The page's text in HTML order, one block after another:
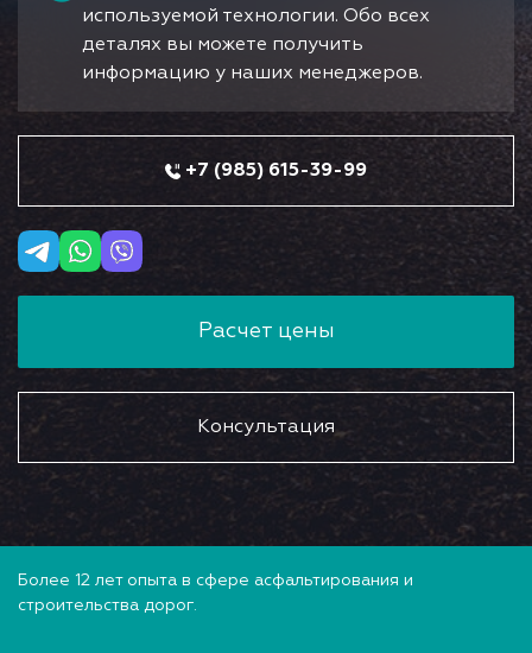
используемой технологии. Обо всех
деталях вы можете получить
информацию у наших менеджеров.
+7 (985) 615-39-99
Расчет цены
Консультация
Более 12 лет опыта в сфере асфальтирования и
строительства дорог.